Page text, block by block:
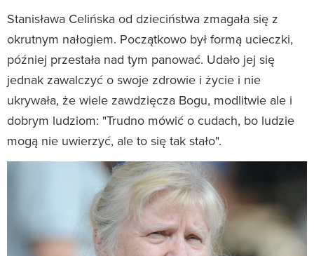
Stanisława Celińska od dzieciństwa zmagała się z
okrutnym nałogiem. Początkowo był formą ucieczki,
później przestała nad tym panować. Udało jej się
jednak zawalczyć o swoje zdrowie i życie i nie
ukrywała, że wiele zawdzięcza Bogu, modlitwie ale i
dobrym ludziom: "Trudno mówić o cudach, bo ludzie
mogą nie uwierzyć, ale to się tak stało".